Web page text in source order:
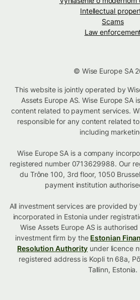
Intellectual
Scams
Law
© Wise Europe SA
This website is jointly operated by
Assets Europe AS. Wise Europe SA
content related to payment services.
responsible for any content related
including
Wise Europe SA is a company
registered number 0713629988. Our
du Trône 100, 3rd floor, 1050
payment institution
All investment services are provided by
incorporated in Estonia under
Wise Assets Europe AS is
investment firm by the Estonian
Resolution Authority under licence
registered address is Kopli tn 68a,
Tallinn, Estonia.